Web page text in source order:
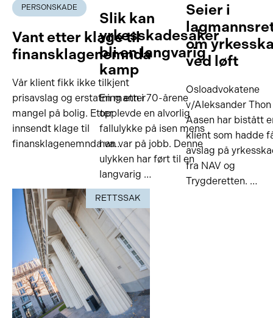
PERSONSKADE
Vant etter klage til
finansklagenemnda
Vår klient fikk ikke tilkjent
prisavslag og erstatning etter
mangel på bolig. Etter
innsendt klage til
finansklagenemnda va…
Slik kan
yrkesskadesaker
bli en langvarig
kamp
En mann i 70-årene
opplevde en alvorlig
fallulykke på isen mens
han var på jobb. Denne
ulykken har ført til en
langvarig …
Seier i
om
ved løft
Osloadvokatene
v/Aleksander Thon
Aasen har bistått
klient som hadde
avslag på
fra NAV og
Trygderetten. …
RETTSSAK